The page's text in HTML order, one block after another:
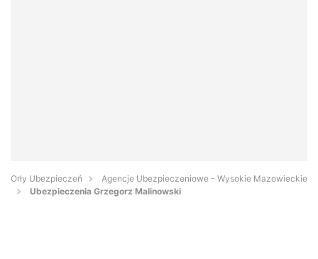
Orły Ubezpieczeń
Agencje Ubezpieczeniowe - Wysokie Mazowieckie
Ubezpieczenia Grzegorz Malinowski